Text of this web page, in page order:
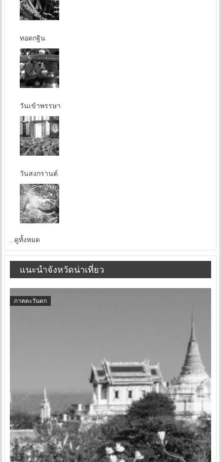
ทอดกฐิน
วันเข้าพรรษา
วันสงกรานต์
...ดูทั้งหมด
แนะนำจังหวัดน่าเที่ยว
ภาคตะวันตก